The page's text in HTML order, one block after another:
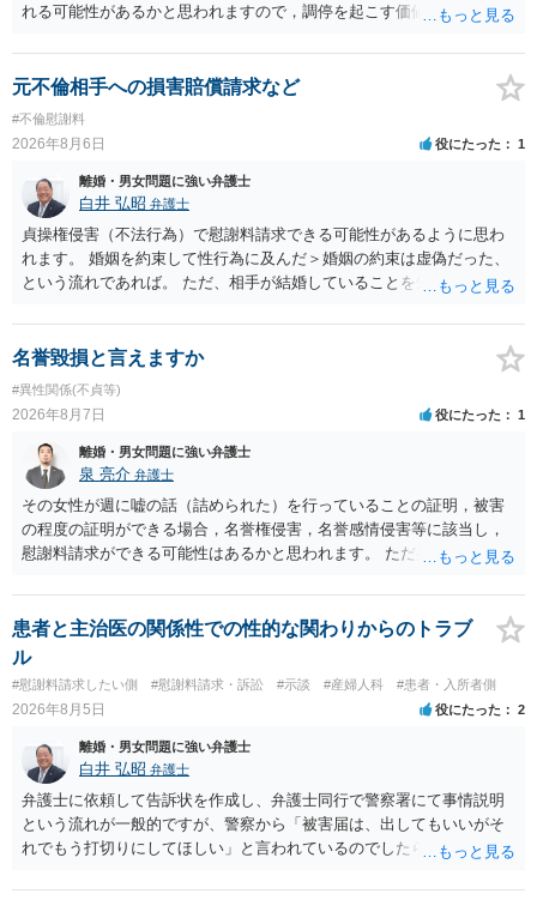
れる可能性があるかと思われますので，調停を起こす価値はあるよう
は調停が成立するということはないため，相手が合意するメリットを
だしてでも調停で終わらせるよう努めるのか，裁判離婚を見据えて調
停での離婚に固執しないかいずれかの対応は必要となるかと思われま
す。 お一人で対応するのは難しい側面もありますので弁護士を立てる
ことを検討されると良いかと思われます。
元不倫相手への損害賠償請求など
#不倫慰謝料
2026年8月6日 役にたった 1
離婚・男女問題に強い弁護士
白井 弘昭 弁護士
貞操権侵害（不法行為）で慰謝料請求できる可能性があるように思わ
れます。 婚姻を約束して性行為に及んだ＞婚姻の約束は虚偽だった、
という流れであれば。 ただ、相手が結婚していることを知って行為に
性も認められそうですので、あまり慰謝料は高額にならないように思
われます。 一度、最寄りの弁護士に相談してみてください。
名誉毀損と言えますか
#異性関係(不貞等)
2026年8月7日 役にたった 1
離婚・男女問題に強い弁護士
泉 亮介 弁護士
その女性が週に嘘の話（詰められた）を行っていることの証明，被害
の程度の証明ができる場合，名誉権侵害，名誉感情侵害等に該当し，
慰謝料請求ができる可能性はあるかと思われます。 ただ弁護士費用を
た方が良いでしょう。
患者と主治医の関係性での性的な関わりからのトラブ
ル
#慰謝料請求したい側 #慰謝料請求・訴訟 #示談 #産婦人科 #患者・入所者側
2026年8月5日 役にたった 2
離婚・男女問題に強い弁護士
白井 弘昭 弁護士
弁護士に依頼して告訴状を作成し、弁護士同行で警察署にて事情説明
という流れが一般的ですが、警察から「被害届は、出してもいいがそ
れでもう打切りにしてほしい」と言われているのでしたら、あまり結
検察庁に訴えるのもありかもしれないですが、実際に捜査をするの